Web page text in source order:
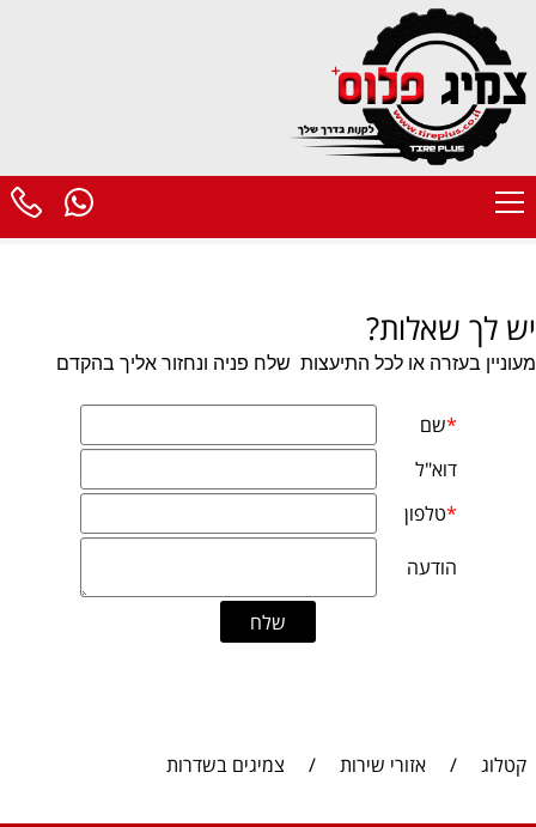
יש לך שאלות?
מעוניין בעזרה או לכל התיעצות שלח פניה ונחזור אליך בהקדם
קטלוג / אזורי שירות / צמיגים בשדרות